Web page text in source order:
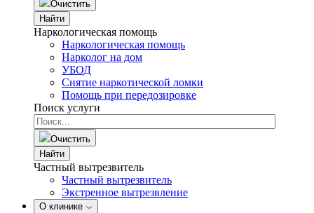
Очистить
Найти
Наркологическая помощь
Наркологическая помощь
Нарколог на дом
УБОД
Снятие наркотической ломки
Помощь при передозировке
Поиск услуги
Очистить
Найти
Частный вытрезвитель
Частный вытрезвитель
Экстренное вытрезвление
О клинике